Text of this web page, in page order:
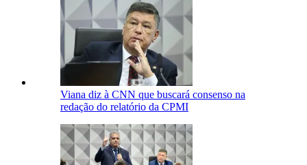
Viana diz à CNN que buscará consenso na
redação do relatório da CPMI